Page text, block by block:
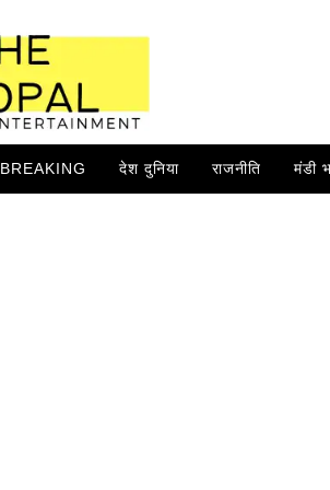
BREAKING देश दुनिया राजनीति मंडी